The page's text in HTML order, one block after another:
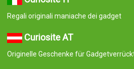
Regali originali maniache dei gadget
Curiosite AT
Originelle Geschenke für